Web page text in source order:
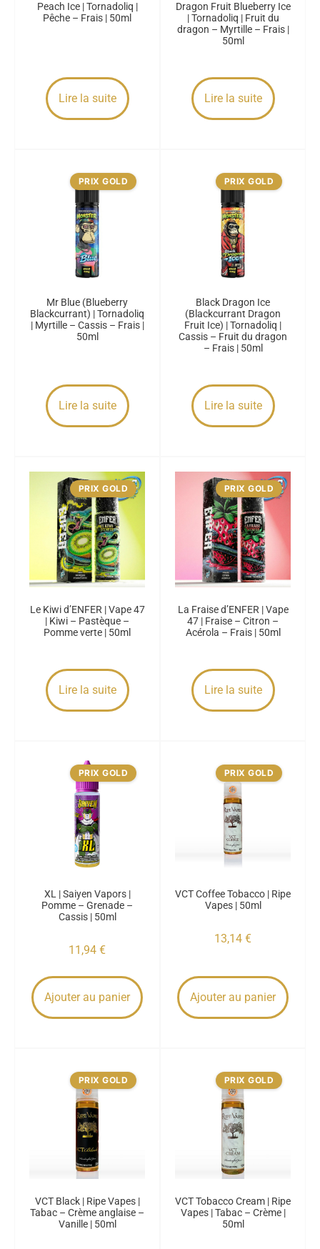
Peach Ice | Tornadoliq |
Pêche – Frais | 50ml
Lire la suite
Dragon Fruit Blueberry Ice
| Tornadoliq | Fruit du
dragon – Myrtille – Frais |
50ml
Lire la suite
PRIX GOLD
Mr Blue (Blueberry
Blackcurrant) | Tornadoliq
| Myrtille – Cassis – Frais |
50ml
Lire la suite
PRIX GOLD
Black Dragon Ice
(Blackcurrant Dragon
Fruit Ice) | Tornadoliq |
Cassis – Fruit du dragon
– Frais | 50ml
Lire la suite
PRIX GOLD
Le Kiwi d’ENFER | Vape 47
| Kiwi – Pastèque –
Pomme verte | 50ml
Lire la suite
PRIX GOLD
La Fraise d’ENFER | Vape
47 | Fraise – Citron –
Acérola – Frais | 50ml
Lire la suite
PRIX GOLD
XL | Saiyen Vapors |
Pomme – Grenade –
Cassis | 50ml
11,94 €
Ajouter au panier
PRIX GOLD
VCT Coffee Tobacco | Ripe
Vapes | 50ml
13,14 €
Ajouter au panier
PRIX GOLD
VCT Black | Ripe Vapes |
Tabac – Crème anglaise –
Vanille | 50ml
PRIX GOLD
VCT Tobacco Cream | Ripe
Vapes | Tabac – Crème |
50ml